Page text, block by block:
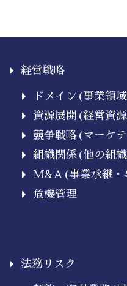
経営戦略
ドメイン(事業領
資源展開(経営資
競争戦略(マーケ
組織関係(他の組
M&A(事業承継・
危機管理
法務リスク